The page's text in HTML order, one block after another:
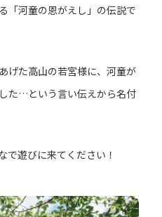
「河童の恩がえし」の伝説で
げた高山の若宮様に、河童が
た…という言い伝えから名付
で遊びに来てください！